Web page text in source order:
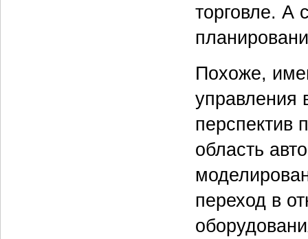
торговле. А
Похоже,
управления
перспектив
область
переход в